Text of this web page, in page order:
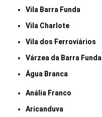
Vila Barra Funda
Vila Charlote
Vila dos Ferroviários
Várzea da Barra Funda
Água Branca
Anália Franco
Aricanduva